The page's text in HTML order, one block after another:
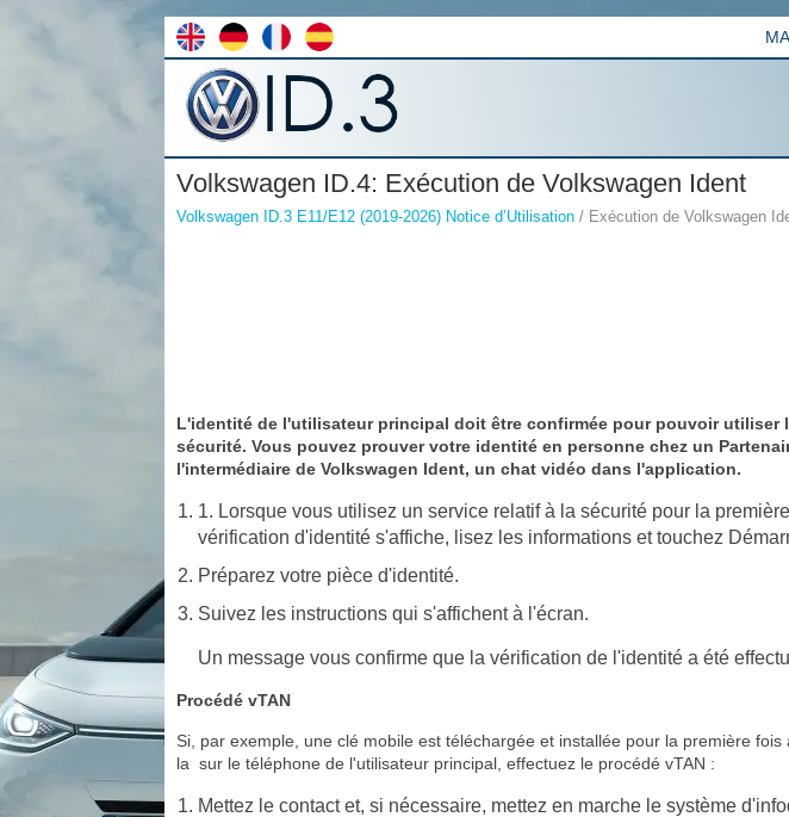
Volkswagen ID.4: Exécution de Volkswagen Ident
Volkswagen ID.3 E11/E12 (2019-2026) Notice d’Utilisation / Exécution de Volkswagen
L'identité de l'utilisateur principal doit être confirmée pour pouvoir utiliser
sécurité. Vous pouvez prouver votre identité en personne chez un
l'intermédiaire de Volkswagen Ident, un chat vidéo dans l'application.
1. Lorsque vous utilisez un service relatif à la sécurité pour la
vérification d'identité s'affiche, lisez les informations et touchez
Préparez votre pièce d'identité.
Suivez les instructions qui s'affichent à l'écran.
Un message vous confirme que la vérification de l'identité a été
Procédé vTAN
Si, par exemple, une clé mobile est téléchargée et installée pour la première
la sur le téléphone de l'utilisateur principal, effectuez le procédé vTAN :
Mettez le contact et, si nécessaire, mettez en marche le système